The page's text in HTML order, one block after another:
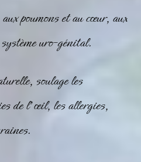
poumons et au cœur, aux
uro-génital.
soulage les
de l’œil, les allergies,